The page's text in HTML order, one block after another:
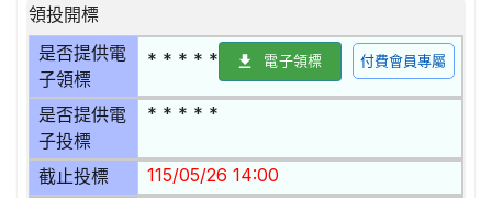
領投開標
是否提供電
子領標
* * * * * 電子領標 付費會員專屬
是否提供電
子投標
* * * * *
截止投標 115/05/26 14:00